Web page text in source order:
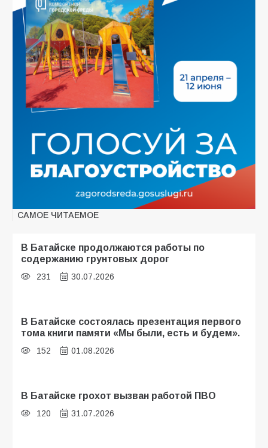
САМОЕ ЧИТАЕМОЕ
В Батайске продолжаются работы по
содержанию грунтовых дорог
231 30.07.2026
В Батайске состоялась презентация первого
тома книги памяти «Мы были, есть и будем».
152 01.08.2026
В Батайске грохот вызван работой ПВО
120 31.07.2026